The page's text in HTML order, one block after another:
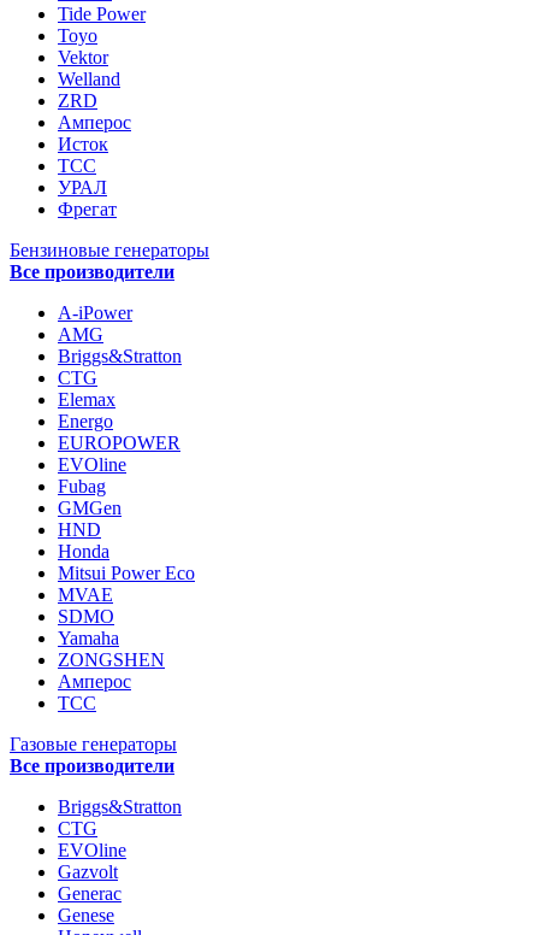
Tide Power
Toyo
Vektor
Welland
ZRD
Амперос
Исток
ТСС
УРАЛ
Фрегат
Бензиновые генераторы
Все производители
A-iPower
AMG
Briggs&Stratton
CTG
Elemax
Energo
EUROPOWER
EVOline
Fubag
GMGen
HND
Honda
Mitsui Power Eco
MVAE
SDMO
Yamaha
ZONGSHEN
Амперос
ТСС
Газовые генераторы
Все производители
Briggs&Stratton
CTG
EVOline
Gazvolt
Generac
Genese